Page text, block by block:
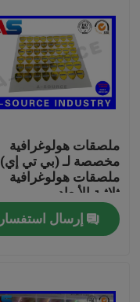
بيت
معلومات عنا
ملصقات هولوغرافية
مخصصة لـ (بي تي إي)
ملصقات هولوغرافية
ثلاثية الأبعاد
إرسال استفسار